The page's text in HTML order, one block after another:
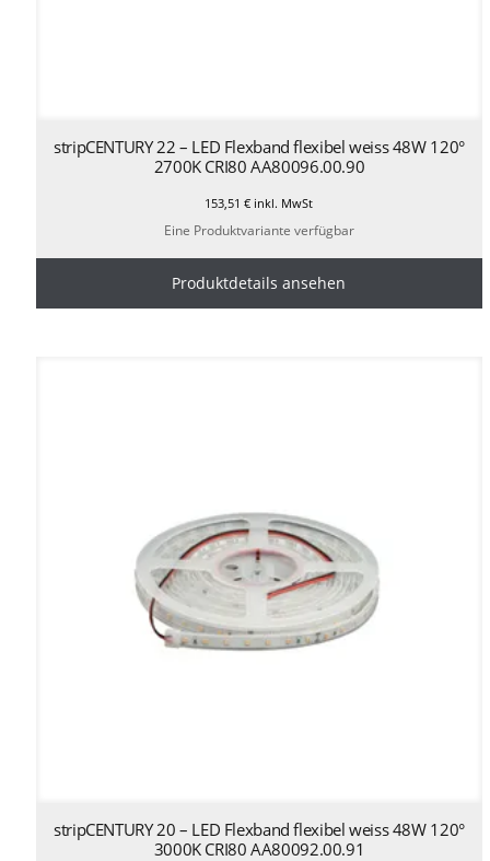
stripCENTURY 22 – LED Flexband flexibel weiss 48W 120°
2700K CRI80 AA80096.00.90
153,51€ inkl. MwSt
Eine Produktvariante verfügbar
Produktdetails ansehen
stripCENTURY 20 – LED Flexband flexibel weiss 48W 120°
3000K CRI80 AA80092.00.91